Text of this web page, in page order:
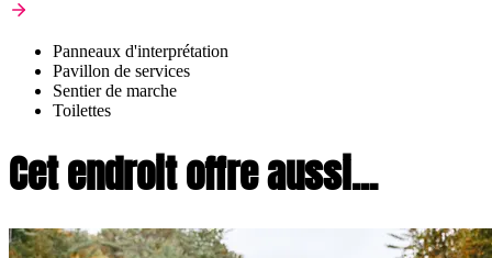
Panneaux d'interprétation
Pavillon de services
Sentier de marche
Toilettes
Cet endroit offre aussi...